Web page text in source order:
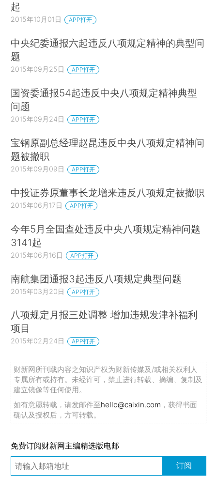
起
2015年10月01日 APP打开
中央纪委通报六起违反八项规定精神的典型问
题
2015年09月25日 APP打开
国资委通报54起违反中央八项规定精神典型
问题
2015年09月24日 APP打开
宝钢原副总经理赵昆违反中央八项规定精神问
题被撤职
2015年09月09日 APP打开
中投证券原董事长龙增来违反八项规定被撤职
2015年06月17日 APP打开
今年5月全国查处违反中央八项规定精神问题
3141起
2015年06月16日 APP打开
南航集团通报3起违反八项规定典型问题
2015年03月20日 APP打开
八项规定月报三处调整 增加违规发津补福利
项目
2015年02月24日 APP打开
财新网所刊载内容之知识产权为财新传媒及/或相关权利人
专属所有或持有。未经许可，禁止进行转载、摘编、复制及
建立镜像等任何使用。
如有意愿转载，请发邮件至hello@caixin.com ，获得书面
确认及授权后，方可转载。
免费订阅财新网主编精选版电邮
订阅